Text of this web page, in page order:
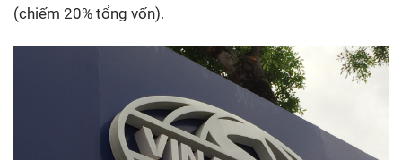
(chiếm 20% tổng vốn).